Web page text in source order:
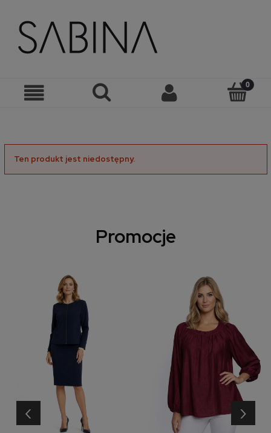
Ten produkt jest niedostępny.
Promocje
‹ ›